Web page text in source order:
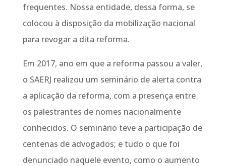
frequentes. Nossa entidade, dessa forma, se
colocou à disposição da mobilização nacional
para revogar a dita reforma.
Em 2017, ano em que a reforma passou a valer,
o SAERJ realizou um seminário de alerta contra
a aplicação da reforma, com a presença entre
os palestrantes de nomes nacionalmente
conhecidos. O seminário teve a participação de
centenas de advogados; e tudo o que foi
denunciado naquele evento, como o aumento